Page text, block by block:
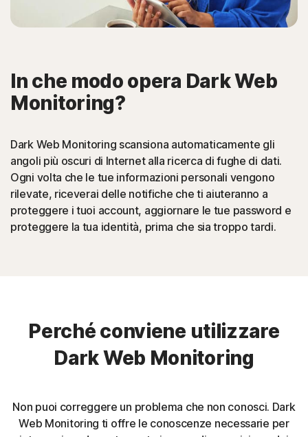
In che modo opera Dark Web
Monitoring?
Dark Web Monitoring scansiona automaticamente gli
angoli più oscuri di Internet alla ricerca di fughe di dati.
Ogni volta che le tue informazioni personali vengono
rilevate, riceverai delle notifiche che ti aiuteranno a
proteggere i tuoi account, aggiornare le tue password e
proteggere la tua identità, prima che sia troppo tardi.
Perché conviene utilizzare
Dark Web Monitoring
Non puoi correggere un problema che non conosci. Dark
Web Monitoring ti offre le conoscenze necessarie per